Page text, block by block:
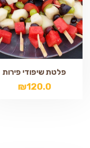
פלטת שיפודי פירות
₪120.0